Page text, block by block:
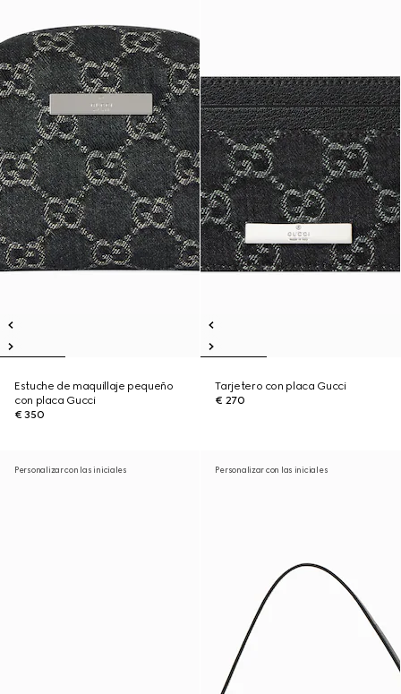
Estuche de maquillaje pequeño
con placa Gucci
€ 350
Tarjetero con placa Gucci
€ 270
Personalizar con las iniciales Personalizar con las iniciales